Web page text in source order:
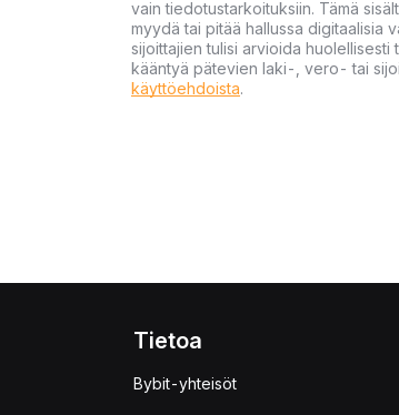
vain tiedotustarkoituksiin. Tämä
myydä tai pitää hallussa digitaalisia
sijoittajien tulisi arvioida
kääntyä pätevien laki-, vero- tai
käyttöehdoista.
Tietoa
Bybit-yhteisöt